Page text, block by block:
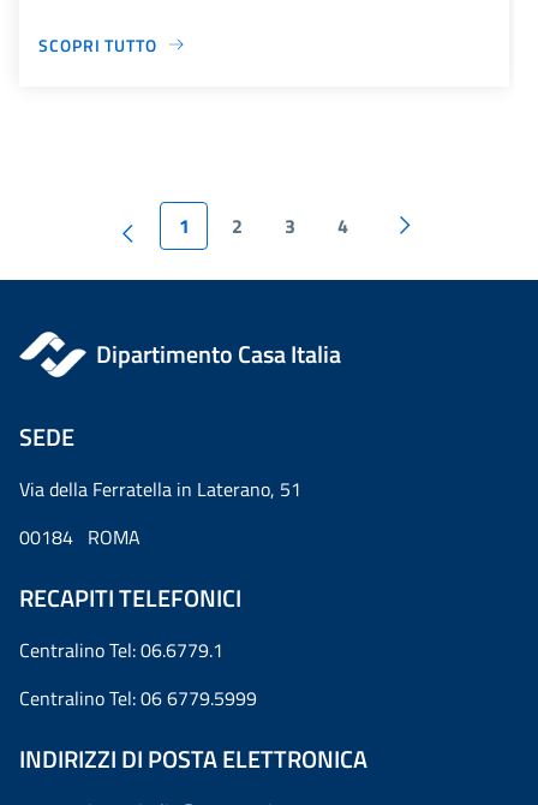
SCOPRI TUTTO
1 2 3 4
Dipartimento Casa Italia
SEDE
Via della Ferratella in Laterano, 51
00184 ROMA
RECAPITI TELEFONICI
Centralino Tel: 06.6779.1
Centralino Tel: 06 6779.5999
INDIRIZZI DI POSTA ELETTRONICA